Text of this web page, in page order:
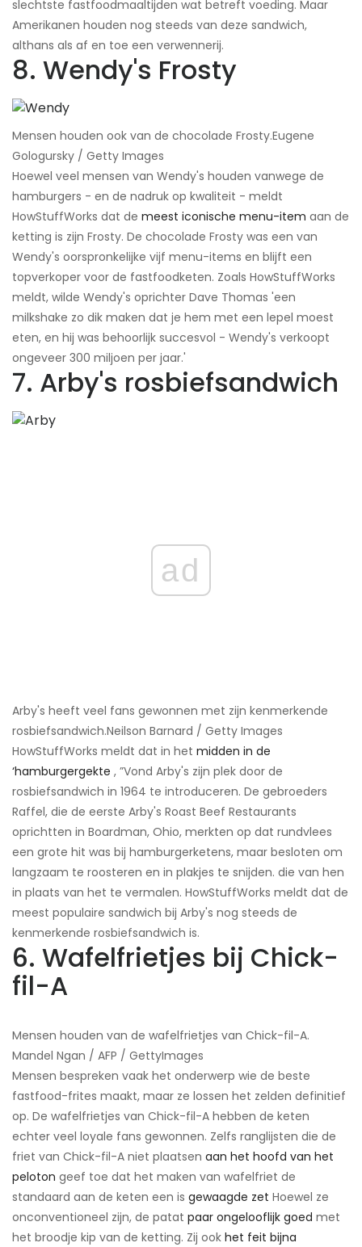
slechtste fastfoodmaaltijden wat betreft voeding. Maar
Amerikanen houden nog steeds van deze sandwich,
althans als af en toe een verwennerij.
8. Wendy's Frosty
Mensen houden ook van de chocolade Frosty.​Eugene
Gologursky / Getty Images
Hoewel veel mensen van Wendy's houden vanwege de
hamburgers - en de nadruk op kwaliteit - meldt
HowStuffWorks dat de meest iconische menu-item aan de
ketting is zijn Frosty. De chocolade Frosty was een van
Wendy's oorspronkelijke vijf menu-items en blijft een
topverkoper voor de fastfoodketen. Zoals HowStuffWorks
meldt, wilde Wendy's oprichter Dave Thomas 'een
milkshake zo dik maken dat je hem met een lepel moest
eten, en hij was behoorlijk succesvol - Wendy's verkoopt
ongeveer 300 miljoen per jaar.'
7. Arby's rosbiefsandwich
ad
Arby's heeft veel fans gewonnen met zijn kenmerkende
rosbiefsandwich.​Neilson Barnard / Getty Images
HowStuffWorks meldt dat in het midden in de
‘hamburgergekte , ”Vond Arby's zijn plek door de
rosbiefsandwich in 1964 te introduceren. De gebroeders
Raffel, die de eerste Arby's Roast Beef Restaurants
oprichtten in Boardman, Ohio, merkten op dat rundvlees
een grote hit was bij hamburgerketens, maar besloten om
langzaam te roosteren en in plakjes te snijden. die van hen
in plaats van het te vermalen. HowStuffWorks meldt dat de
meest populaire sandwich bij Arby's nog steeds de
kenmerkende rosbiefsandwich is.
6. Wafelfrietjes bij Chick-
fil-A
Mensen houden van de wafelfrietjes van Chick-fil-A.​
Mandel Ngan / AFP / GettyImages
Mensen bespreken vaak het onderwerp wie de beste
fastfood-frites maakt, maar ze lossen het zelden definitief
op. De wafelfrietjes van Chick-fil-A hebben de keten
echter veel loyale fans gewonnen. Zelfs ranglijsten die de
friet van Chick-fil-A niet plaatsen aan het hoofd van het
peloton geef toe dat het maken van wafelfriet de
standaard aan de keten een is gewaagde zet ​Hoewel ze
onconventioneel zijn, de patat paar ongelooflijk goed met
het broodje kip van de ketting. Zij ook het feit bijna